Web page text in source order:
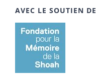
AVEC LE SOUTIEN DE